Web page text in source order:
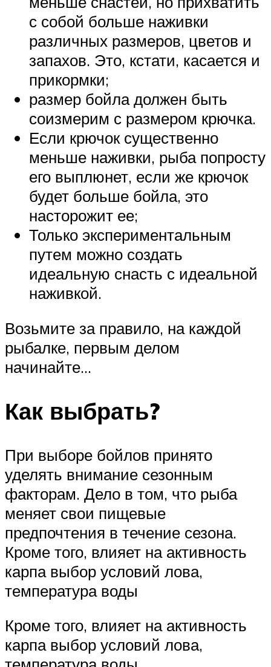
с собой больше наживки
различных размеров, цветов и
запахов. Это, кстати, касается и
прикормки;
размер бойла должен быть
соизмерим с размером крючка.
Если крючок существенно
меньше наживки, рыба попросту
его выплюнет, если же крючок
будет больше бойла, это
насторожит ее;
Только экспериментальным
путем можно создать
идеальную снасть с идеальной
наживкой.
Возьмите за правило, на каждой
рыбалке, первым делом
начинайте…
Как выбрать?
При выборе бойлов принято
уделять внимание сезонным
факторам. Дело в том, что рыба
меняет свои пищевые
предпочтения в течение сезона.
Кроме того, влияет на активность
карпа выбор условий лова,
температура воды
Кроме того, влияет на активность
карпа выбор условий лова,